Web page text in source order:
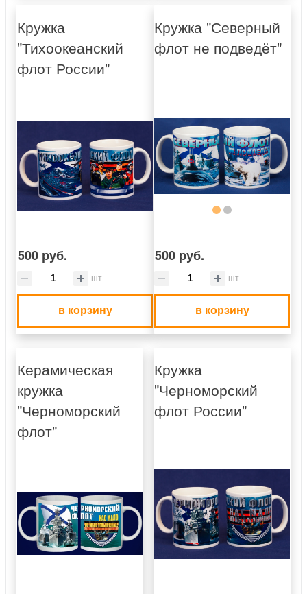
Кружка
"Тихоокеанский
флот России"
500 руб.
шт
в корзину
Кружка "Северный
флот не подведёт"
500 руб.
шт
в корзину
Керамическая
кружка
"Черноморский
флот"
Кружка
"Черноморский
флот России"